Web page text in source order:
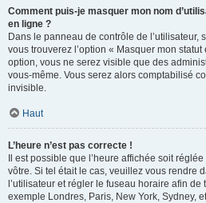
Comment puis-je masquer mon nom
en ligne ?
Dans le panneau de contrôle de l’utilisateur,
vous trouverez l’option « Masquer mon
option, vous ne serez visible que des
vous-même. Vous serez alors comptabilisé
invisible.
Haut
L’heure n’est pas correcte !
Il est possible que l’heure affichée soit
vôtre. Si tel était le cas, veuillez vous rendre
l’utilisateur et régler le fuseau horaire afin
exemple Londres, Paris, New York, Sydney,